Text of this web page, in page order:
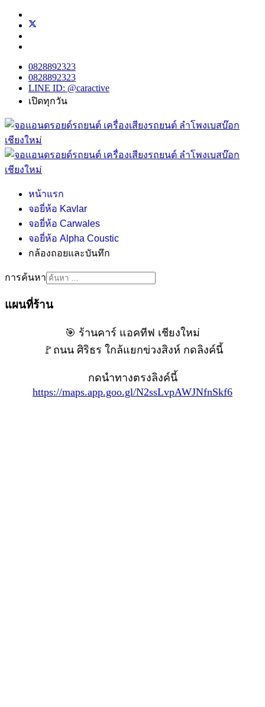
0828892323
0828892323
LINE ID: @caractive
เปิดทุกวัน
หน้าแรก
จอยี่ห้อ Kavlar
จอยี่ห้อ Carwales
จอยี่ห้อ Alpha Coustic
กล้องถอยและบันทึก
การค้นหา
แผนที่ร้าน
🎯 ร้านคาร์ แอคทีฟ เชียงใหม่
🚩ถนน ศิริธร ใกล้แยกข่วงสิงห์ กดลิงค์นี้
กดนำทางตรงลิงค์นี้
https://maps.app.goo.gl/N2ssLvpAWJNfnSkf6